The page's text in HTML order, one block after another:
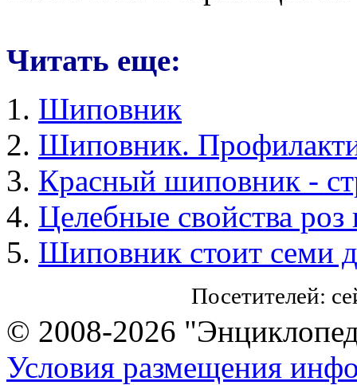
Читать еще:
Шиповник
Шиповник.
Красный шиповник -
Целебные свойства
Шиповник стоит семи
Посетителей:
© 2008-2026
Условия размещения